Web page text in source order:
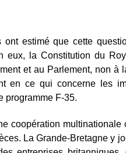
estimé que cette
eux, la Constitution du
et au Parlement, non à
en ce qui concerne les
programme F-35.
coopération multinationale
La Grande-Bretagne y